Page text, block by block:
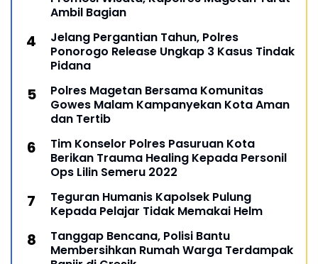
Ambil Bagian
Jelang Pergantian Tahun, Polres
Ponorogo Release Ungkap 3 Kasus Tindak
Pidana
Polres Magetan Bersama Komunitas
Gowes Malam Kampanyekan Kota Aman
dan Tertib
Tim Konselor Polres Pasuruan Kota
Berikan Trauma Healing Kepada Personil
Ops Lilin Semeru 2022
Teguran Humanis Kapolsek Pulung
Kepada Pelajar Tidak Memakai Helm
Tanggap Bencana, Polisi Bantu
Membersihkan Rumah Warga Terdampak